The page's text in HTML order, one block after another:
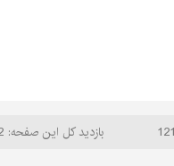
بازدید کل این صفحه: 132